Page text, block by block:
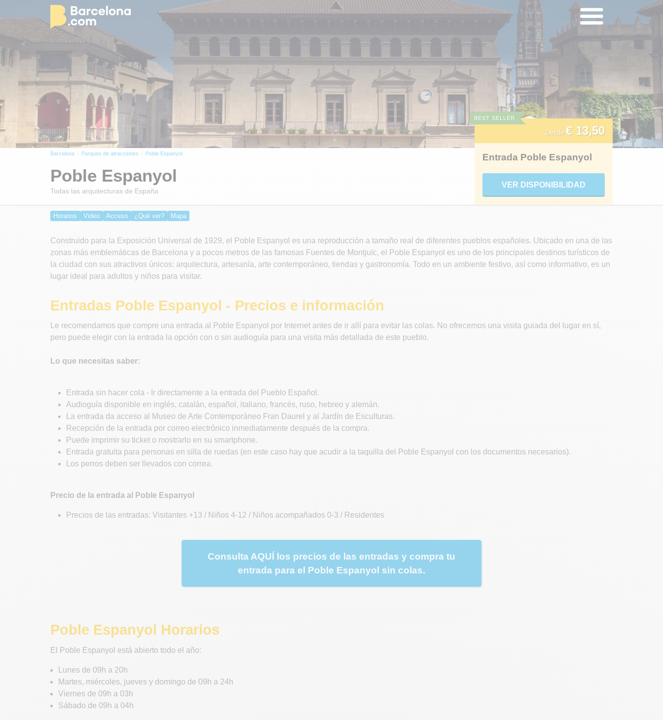
Barcelona Parques de atracciones Poble Espanyol
Poble Espanyol
Todas las arquitecturas de España
Horarios Video Acceso ¿Qué ver? Mapa
Construido para la Exposición Universal de 1929, el Poble Espanyol es una reproducción a tamaño real de diferentes pueblos españoles. Ubicado en una de las
zonas más emblemáticas de Barcelona y a pocos metros de las famosas Fuentes de Montjuïc, el Poble Espanyol es uno de los principales destinos turísticos de
la ciudad con sus atractivos únicos: arquitectura, artesanía, arte contemporáneo, tiendas y gastronomía. Todo en un ambiente festivo, así como informativo, es un
lugar ideal para adultos y niños para visitar.
Entradas Poble Espanyol - Precios e información
Le recomendamos que compre una entrada al Poble Espanyol por Internet antes de ir allí para evitar las colas. No ofrecemos una visita guiada del lugar en sí,
pero puede elegir con la entrada la opción con o sin audioguía para una visita más detallada de este pueblo.
Lo que necesitas saber:
Entrada sin hacer cola - Ir directamente a la entrada del Pueblo Español.
Audioguía disponible en inglés, catalán, español, italiano, francés, ruso, hebreo y alemán.
La entrada da acceso al Museo de Arte Contemporáneo Fran Daurel y al Jardín de Esculturas.
Recepción de la entrada por correo electrónico inmediatamente después de la compra.
Puede imprimir su ticket o mostrarlo en su smartphone.
Entrada gratuita para personas en silla de ruedas (en este caso hay que acudir a la taquilla del Poble Espanyol con los documentos necesarios).
Los perros deben ser llevados con correa.
Precio de la entrada al Poble Espanyol
Precios de las entradas: Visitantes +13 / Niños 4-12 / Niños acompañados 0-3 / Residentes
Consulta AQUÍ los precios de las entradas y compra tu
entrada para el Poble Espanyol sin colas.
Poble Espanyol Horarios
El Poble Espanyol está abierto todo el año:
Lunes de 09h a 20h
Martes, miércoles, jueves y domingo de 09h a 24h
Viernes de 09h a 03h
Sábado de 09h a 04h
BEST SELLER
Desde € 13,50
Entrada Poble Espanyol
VER DISPONIBILIDAD